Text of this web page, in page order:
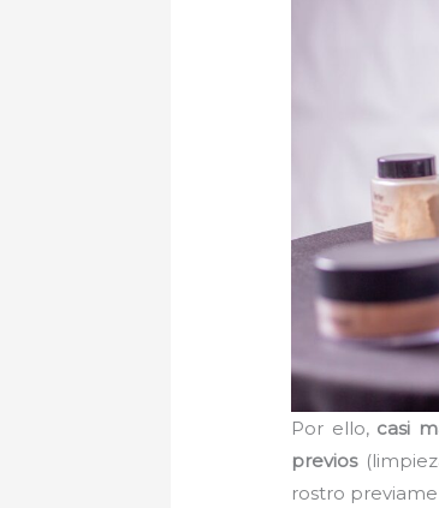
Por ello, casi
previos
rostro